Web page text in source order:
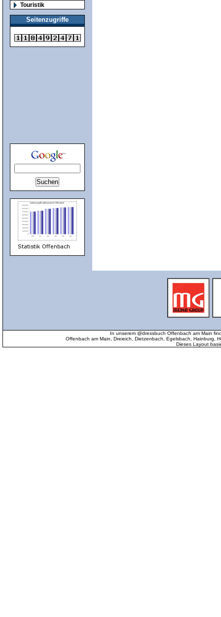
Touristik
Seitenzugriffe
In unserem @dressbuch Offenbach am Main
Offenbach am Main, Dreieich, Dietzenbach, Egelsbach, Hainburg,
Dieses Layout